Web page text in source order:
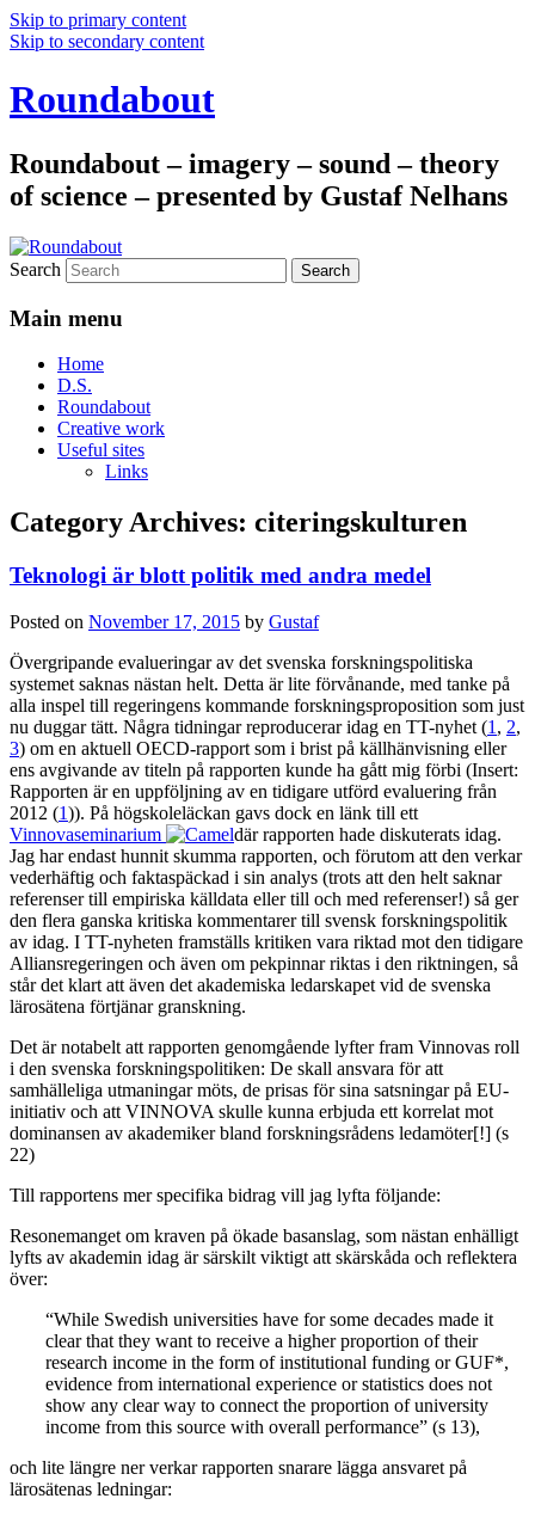
Skip to primary content
Skip to secondary content
Roundabout
Roundabout – imagery – sound – theory
of science – presented by Gustaf Nelhans
Search
Main menu
Home
D.S.
Roundabout
Creative work
Useful sites
Links
Category Archives: citeringskulturen
Teknologi är blott politik med andra medel
Posted on November 17, 2015 by Gustaf
Övergripande evalueringar av det svenska forskningspolitiska
systemet saknas nästan helt. Detta är lite förvånande, med tanke på
alla inspel till regeringens kommande forskningsproposition som just
nu duggar tätt. Några tidningar reproducerar idag en TT-nyhet (1 , 2,
3) om en aktuell OECD-rapport som i brist på källhänvisning eller
ens avgivande av titeln på rapporten kunde ha gått mig förbi (Insert:
Rapporten är en uppföljning av en tidigare utförd evaluering från
2012 (1)). På högskoleläckan gavs dock en länk till ett
Vinnovaseminarium
där rapporten hade diskuterats idag.
Jag har endast hunnit skumma rapporten, och förutom att den verkar
vederhäftig och faktaspäckad i sin analys (trots att den helt saknar
referenser till empiriska källdata eller till och med referenser!) så ger
den flera ganska kritiska kommentarer till svensk forskningspolitik
av idag. I TT-nyheten framställs kritiken vara riktad mot den tidigare
Alliansregeringen och även om pekpinnar riktas i den riktningen, så
står det klart att även det akademiska ledarskapet vid de svenska
lärosätena förtjänar granskning.
Det är notabelt att rapporten genomgående lyfter fram Vinnovas roll
i den svenska forskningspolitiken: De skall ansvara för att
samhälleliga utmaningar möts, de prisas för sina satsningar på EU-
initiativ och att VINNOVA skulle kunna erbjuda ett korrelat mot
dominansen av akademiker bland forskningsrådens ledamöter[!] (s
22)
Till rapportens mer specifika bidrag vill jag lyfta följande:
Resonemanget om kraven på ökade basanslag, som nästan enhälligt
lyfts av akademin idag är särskilt viktigt att skärskåda och reflektera
över:
“While Swedish universities have for some decades made it
clear that they want to receive a higher proportion of their
research income in the form of institutional funding or GUF*,
evidence from international experience or statistics does not
show any clear way to connect the proportion of university
income from this source with overall performance” (s 13),
och lite längre ner verkar rapporten snarare lägga ansvaret på
lärosätenas ledningar: